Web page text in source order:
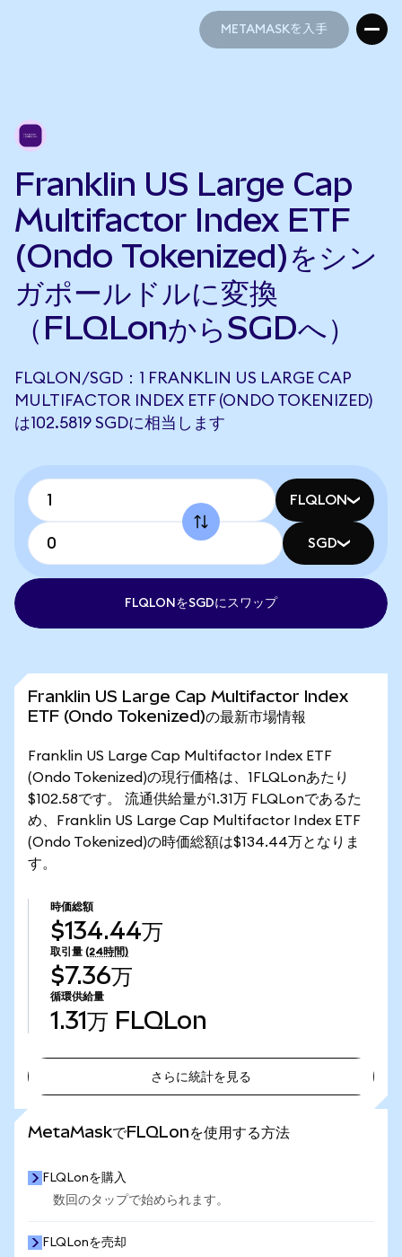
METAMASKを入手
Franklin US Large Cap
Multifactor Index ETF
(Ondo Tokenized)をシン
ガポールドルに変換
（FLQLonからSGDへ）
FLQLON/SGD：1 FRANKLIN US LARGE CAP
MULTIFACTOR INDEX ETF (ONDO TOKENIZED)
は102.5819 SGDに相当します
FLQLON
SGD
FLQLONをSGDにスワップ
Franklin US Large Cap Multifactor Index
ETF (Ondo Tokenized)の最新市場情報
Franklin US Large Cap Multifactor Index ETF
(Ondo Tokenized)の現行価格は、1FLQLonあたり
$102.58です。 流通供給量が1.31万 FLQLonであるた
め、Franklin US Large Cap Multifactor Index ETF
(Ondo Tokenized)の時価総額は$134.44万となりま
す。
時価総額
$134.44万
取引量 (24時間)
$7.36万
循環供給量
1.31万 FLQLon
さらに統計を見る
MetaMaskでFLQLonを使用する方法
FLQLonを購入
数回のタップで始められます。
FLQLonを売却